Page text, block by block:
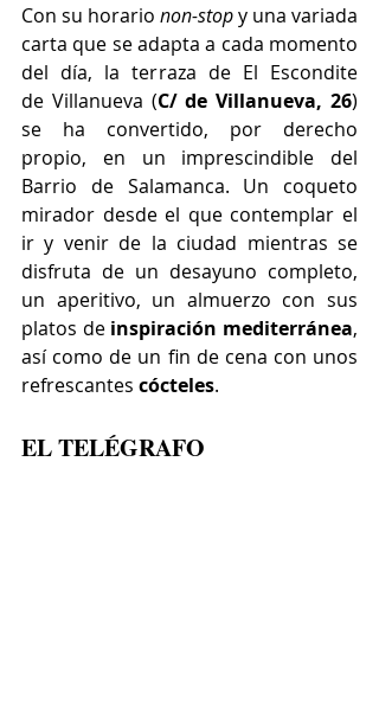
Con su horario non-stop y una variada
carta que se adapta a cada momento
del día, la terraza de El Escondite
de Villanueva (C/ de Villanueva, 26
se ha convertido, por derecho
propio, en un imprescindible del
Barrio de Salamanca. Un coqueto
mirador desde el que contemplar el
ir y venir de la ciudad mientras se
disfruta de un desayuno completo,
un aperitivo, un almuerzo con sus
platos de inspiración mediterránea,
así como de un fin de cena con unos
refrescantes cócteles.
EL TELÉGRAFO